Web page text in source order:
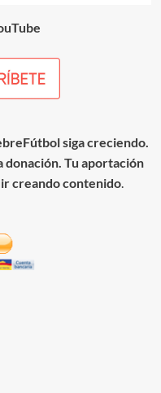
siga creciendo.
donación. Tu aportación
creando contenido.